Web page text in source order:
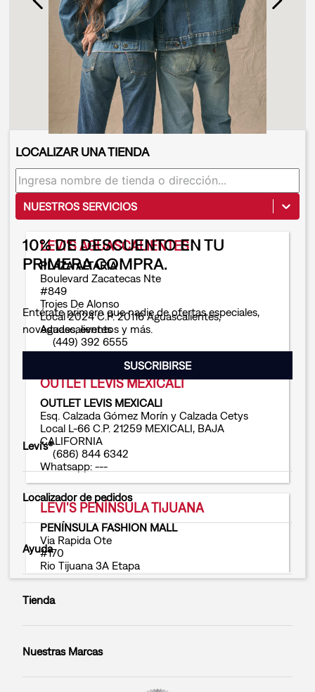
LOCALIZAR UNA TIENDA
NUESTROS SERVICIOS
LEVI'S AGUASCALIENTES
PLAZA ALTARIA
Boulevard Zacatecas Nte
#849
Trojes De Alonso
Local 2024 C.P. 20116 Aguascalientes,
Aguascalientes
(449) 392 6555
OUTLET LEVIS MEXICALI
OUTLET LEVIS MEXICALI
Esq. Calzada Gómez Morín y Calzada Cetys
Local L-66 C.P. 21259 MEXICALI, BAJA
CALIFORNIA
(686) 844 6342
Whatsapp: ---
LEVI'S PENÍNSULA TIJUANA
PENÍNSULA FASHION MALL
Via Rapida Ote
#170
Rio Tijuana 3A Etapa
LOCAL L64 C.P. 22110 Tijuana, BAJA
(664) 970 8870
LEVI'S LOS CABOS
10% DE DESCUENTO EN TU
PRIMERA COMPRA.
Entérate primero que nadie de ofertas especiales,
novedades, eventos y más.
SUSCRIBIRSE
Levi’s®
Localizador de pedidos
Ayuda
Tienda
Nuestras Marcas